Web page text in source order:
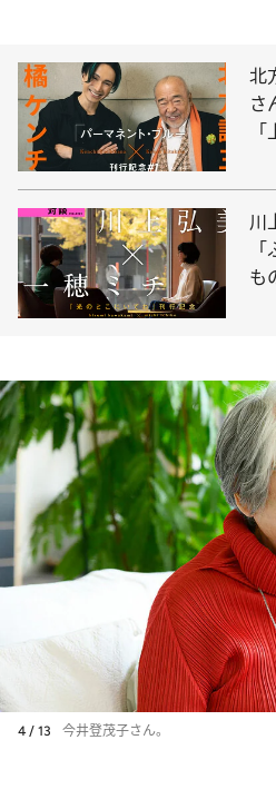
北
さ
川
も
4 / 13 今井登茂子さん。